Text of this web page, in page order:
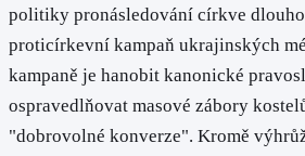
politiky pronásledování církve
proticírkevní kampaň ukrajinských
kampaně je hanobit kanonické
ospravedlňovat masové zábory
"dobrovolné konverze". Kromě